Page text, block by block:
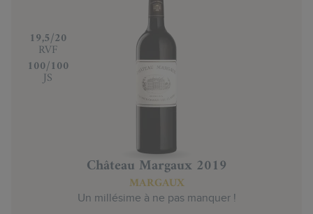
‍19,5/20
RVF
‍100/100
JS
Château Margaux 2019
MARGAUX
Un millésime à ne pas manquer !